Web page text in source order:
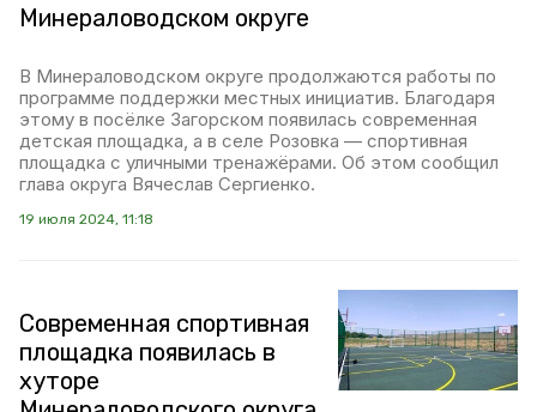
Минераловодском округе
В Минераловодском округе продолжаются работы по
программе поддержки местных инициатив. Благодаря
этому в посёлке Загорском появилась современная
детская площадка, а в селе Розовка — спортивная
площадка с уличными тренажёрами. Об этом сообщил
глава округа Вячеслав Сергиенко.
19 июля 2024, 11:18
Современная спортивная
площадка появилась в
хуторе